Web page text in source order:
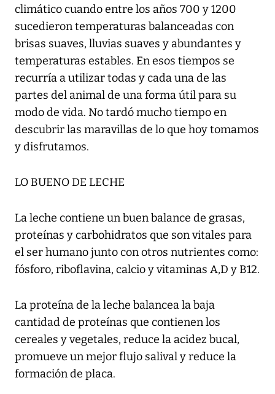
climático cuando entre los años 700 y 1200
sucedieron temperaturas balanceadas con
brisas suaves, lluvias suaves y abundantes y
temperaturas estables. En esos tiempos se
recurría a utilizar todas y cada una de las
partes del animal de una forma útil para su
modo de vida. No tardó mucho tiempo en
descubrir las maravillas de lo que hoy tomamos
y disfrutamos.
LO BUENO DE LECHE
La leche contiene un buen balance de grasas,
proteínas y carbohidratos que son vitales para
el ser humano junto con otros nutrientes como:
fósforo, riboflavina, calcio y vitaminas A,D y B12.
La proteína de la leche balancea la baja
cantidad de proteínas que contienen los
cereales y vegetales, reduce la acidez bucal,
promueve un mejor flujo salival y reduce la
formación de placa.